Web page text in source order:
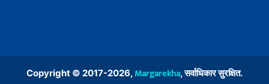
Copyright © 2017-2026, Margarekha, सर्वाधिकार सुरक्षित.